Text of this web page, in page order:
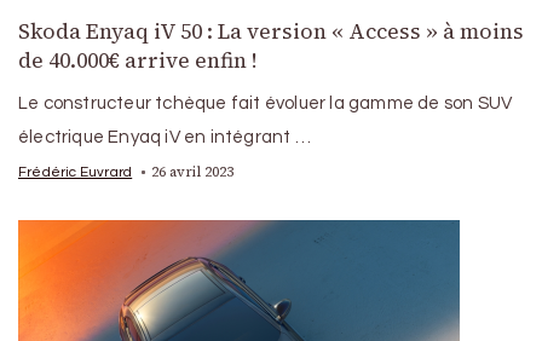
Skoda Enyaq iV 50 : La version « Access » à moins
de 40.000€ arrive enfin !
Le constructeur tchèque fait évoluer la gamme de son SUV
électrique Enyaq iV en intégrant …
Frédéric Euvrard 26 avril 2023